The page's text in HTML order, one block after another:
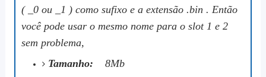
(
_0ou _1 ) como sufixo e a extensão .bin . Então
você pode usar o mesmo nome para o slot 1 e 2
sem problema,
Tamanho:
8Mb